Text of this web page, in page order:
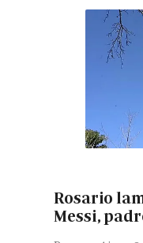
Rosario
Messi,